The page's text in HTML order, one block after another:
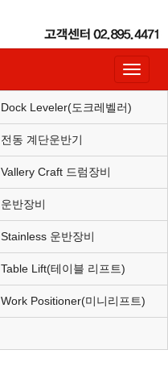
Toggle
Dock Leveler(도크레벨러)
전동 계단운반기
Vallery Craft 드럼장비
운반장비
Stainless 운반장비
Table Lift(테이블 리프트)
Work Positioner(미니리프트)